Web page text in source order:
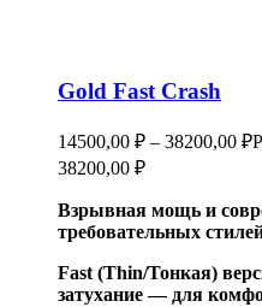
Gold Fast Crash
14500,00 ₽ – 38200,00 ₽
38200,00 ₽
Взрывная мощь и
требовательных
Fast (Thin/Тонкая)
затухание — для